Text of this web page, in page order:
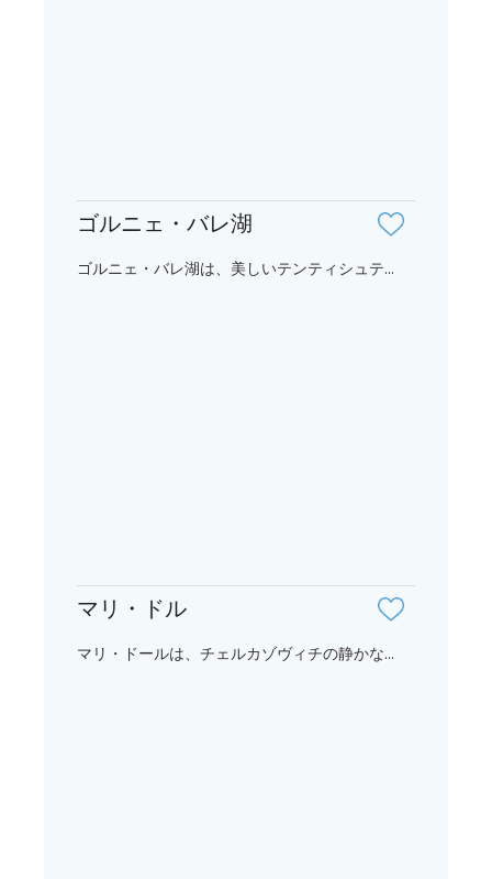
ゴルニェ・バレ湖
ゴルニェ・バレ湖は、美しいテンティシュテ...
マリ・ドル
マリ・ドールは、チェルカゾヴィチの静かな...